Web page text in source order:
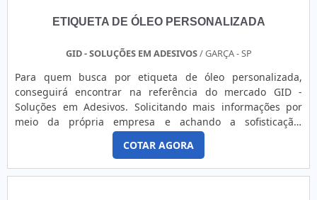
ETIQUETA DE ÓLEO PERSONALIZADA
GID - SOLUÇÕES EM ADESIVOS/ GARÇA - SP
Para quem busca por etiqueta de óleo personalizada,
conseguirá encontrar na referência do mercado GID -
Soluções em Adesivos. Solicitando mais informações por
meio da própria empresa e achando a sofisticação,
qualidade e preço justo em um só lugar.Quando a procura é
por etiqueta de óleo personalizada, com os profissionais
especializados da GID - Soluções em Adesivos o cliente
receberá precisão com pagamento acessível.MAIS SOBRE
COTAR AGORA